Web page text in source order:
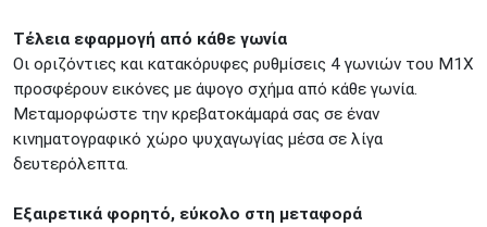
Τέλεια εφαρμογή από κάθε γωνία
Οι οριζόντιες και κατακόρυφες ρυθμίσεις 4 γωνιών του M1X
προσφέρουν εικόνες με άψογο σχήμα από κάθε γωνία.
Μεταμορφώστε την κρεβατοκάμαρά σας σε έναν
κινηματογραφικό χώρο ψυχαγωγίας μέσα σε λίγα
δευτερόλεπτα.
Εξαιρετικά φορητό, εύκολο στη μεταφορά